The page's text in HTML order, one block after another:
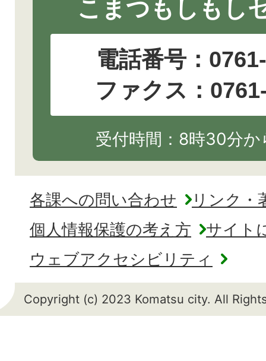
こまつもしもし
電話番号：
ファクス：
受付時間：8時30分
各課への問い合わせ
リンク・
個人情報保護の考え方
サイト
ウェブアクセシビリティ
Copyright (c) 2023 Komatsu city. All